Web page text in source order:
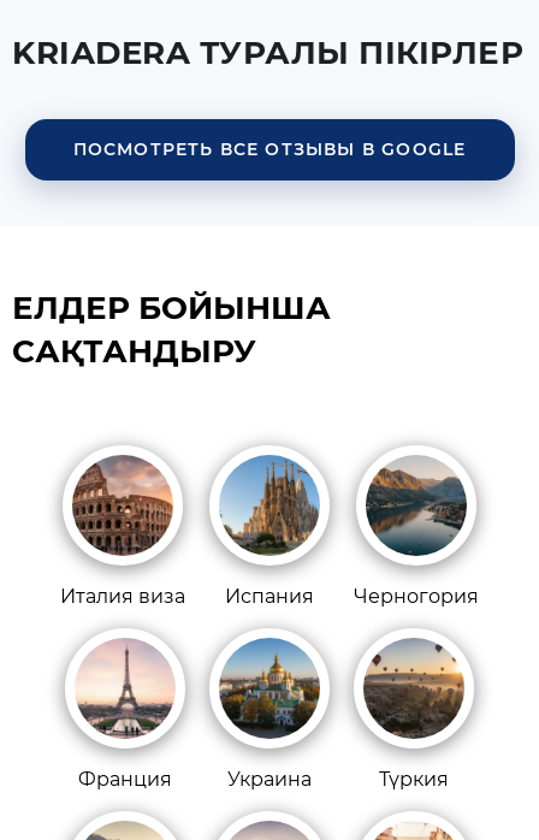
KRIADERA ТУРАЛЫ ПІКІРЛЕР
ПОСМОТРЕТЬ ВСЕ ОТЗЫВЫ В GOOGLE
ЕЛДЕР БОЙЫНША
САҚТАНДЫРУ
Италия виза Испания Черногория
Франция Украина Түркия